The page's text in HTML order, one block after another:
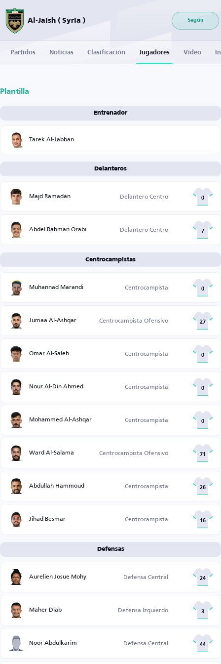
Al-Jaish ( Syria ) Seguir
Partidos Noticias Clasificación Jugadores Vídeo
Plantilla
Entrenador
Tarek Al-Jabban
Delanteros
Majd Ramadan Delantero Centro 0
Abdel Rahman Orabi Delantero Centro 7
Centrocampistas
Muhannad Marandi Centrocampista 0
Jumaa Al-Ashqar Centrocampista Ofensivo 27
Omar Al-Saleh Centrocampista 0
Nour Al-Din Ahmed Centrocampista 0
Mohammed Al-Ashqar Centrocampista 0
Ward Al-Salama Centrocampista Ofensivo 71
Abdullah Hammoud Centrocampista 26
Jihad Besmar Centrocampista 16
Defensas
Aurelien Josue Mohy Defensa Central 24
Maher Diab Defensa Izquierdo 3
Noor Abdulkarim Defensa Central 44